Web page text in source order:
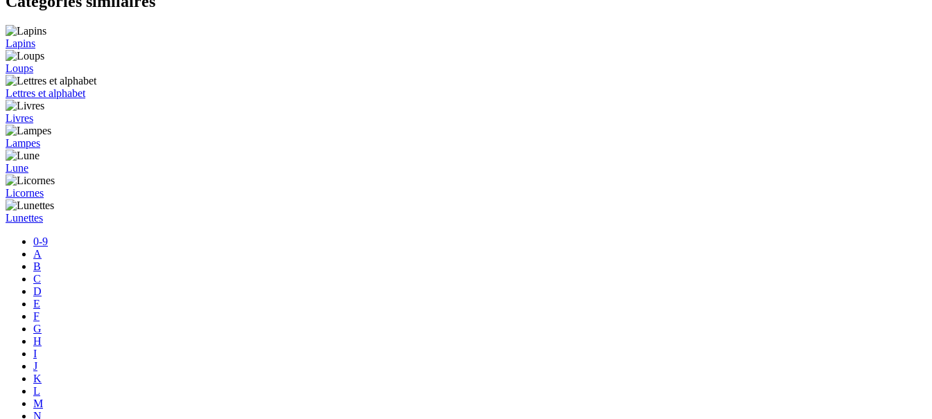
Lapins
Loups
Lettres et alphabet
Livres
Lampes
Lune
Licornes
Lunettes
0-9
A
B
C
D
E
F
G
H
I
J
K
L
M
N